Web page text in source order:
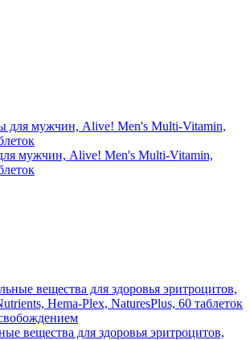
мужчин, Alive! Men's Multi-Vitamin,
вещества для здоровья эритроцитов,